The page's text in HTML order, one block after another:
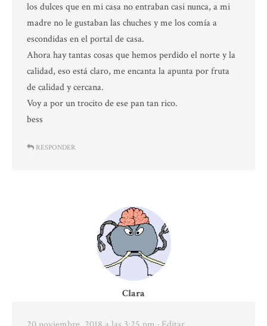
los dulces que en mi casa no entraban casi nunca, a mi
madre no le gustaban las chuches y me los comía a
escondidas en el portal de casa.
Ahora hay tantas cosas que hemos perdido el norte y la
calidad, eso está claro, me encanta la apunta por fruta
de calidad y cercana.
Voy a por un trocito de ese pan tan rico.
bess
RESPONDER
Clara